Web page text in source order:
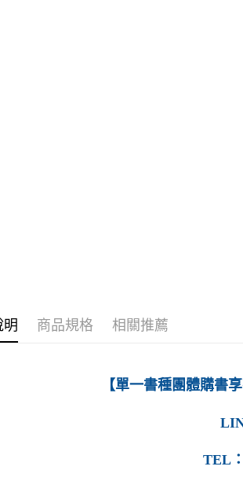
明 商品規格 相關推薦
【單一書種團體購書
TEL：